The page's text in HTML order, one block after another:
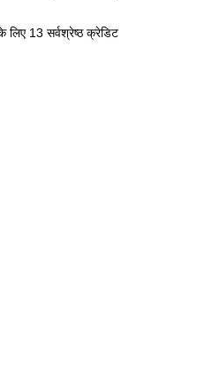
लिए 13 सर्वश्रेष्ठ क्रेडिट